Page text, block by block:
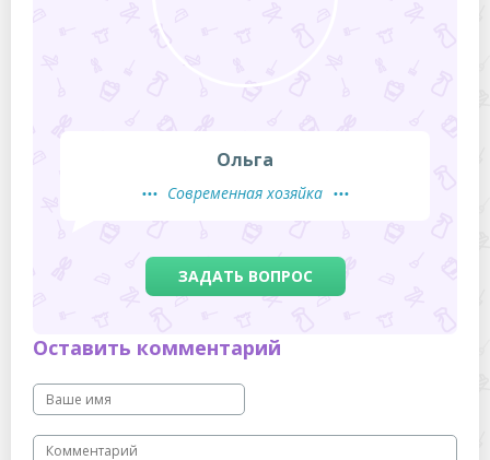
Ольга
Современная хозяйка
ЗАДАТЬ ВОПРОС
Оставить комментарий